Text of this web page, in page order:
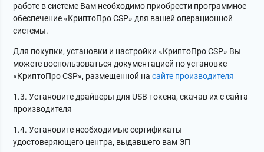
работе в системе Вам необходимо приобрести программное
обеспечение «КриптоПро CSP» для вашей операционной
системы.
Для покупки, установки и настройки «КриптоПро CSP» Вы
можете воспользоваться документацией по установке
«КриптоПро CSP», размещенной насайте производителя
1.3. Установите драйверы для USB токена, скачав их с сайта
производителя
1.4. Установите необходимые сертификаты
удостоверяющего центра, выдавшего вам ЭП